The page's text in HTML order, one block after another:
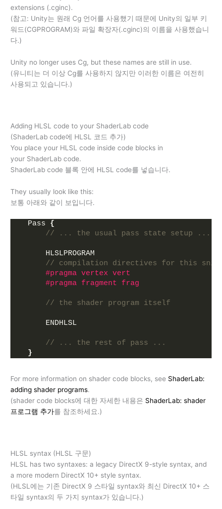
extensions (.cginc).
(참고: Unity는 원래 Cg 언어를 사용했기 때문에 Unity의 일부 키
워드(CGPROGRAM)와 파일 확장자(.cginc)의 이름을 사용했습니
다.)
Unity no longer uses Cg, but these names are still in use.
(유니티는 더 이상 Cg를 사용하지 않지만 이러한 이름은 여전히
사용되고 있습니다.)
Adding HLSL code to your ShaderLab code
(ShaderLab code에 HLSL 코드 추가)
You place your HLSL code inside code blocks in
your ShaderLab code.
ShaderLab code 블록 안에 HLSL code를 넣습니다.
They usually look like this:
보통 아래와 같이 보입니다.
  Pass
{
// ... the usual pass state setup ...
      HLSLPROGRAM
// compilation directives for this
#pragma vertex vert
#pragma fragment frag
// the shader program itself
      ENDHLSL
// ... the rest of pass ...
}
For more information on shader code blocks, see ShaderLab:
adding shader programs.
(shader code blocks에 대한 자세한 내용은 ShaderLab: shader
프로그램 추가를 참조하세요.)
HLSL syntax (HLSL 구문)
HLSL has two syntaxes: a legacy DirectX 9-style syntax, and
a more modern DirectX 10+ style syntax.
(HLSL에는 기존 DirectX 9 스타일 syntax와 최신 DirectX 10+ 스
타일 syntax의 두 가지 syntax가 있습니다.)